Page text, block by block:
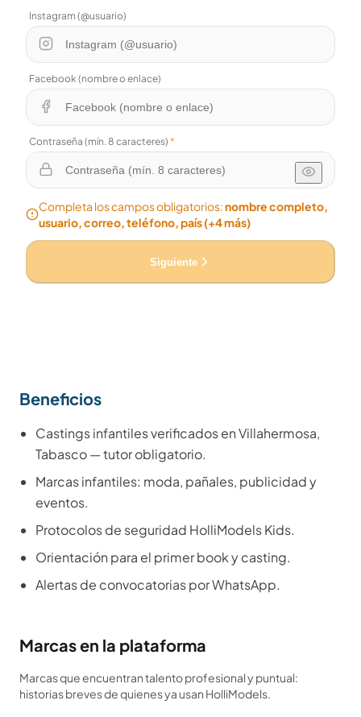
Instagram (@usuario)
Facebook (nombre o enlace)
Contraseña (mín. 8 caracteres) *
Completa los campos obligatorios:nombre completo,
usuario, correo, teléfono, país(+4 más)
Siguiente
Beneficios
Castings infantiles verificados en Villahermosa,
Tabasco — tutor obligatorio.
Marcas infantiles: moda, pañales, publicidad y
eventos.
Protocolos de seguridad HolliModels Kids.
Orientación para el primer book y casting.
Alertas de convocatorias por WhatsApp.
Marcas en la plataforma
Marcas que encuentran talento profesional y puntual:
historias breves de quienes ya usan HolliModels.